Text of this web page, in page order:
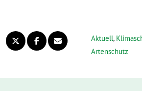
Aktuell,
Artenschutz